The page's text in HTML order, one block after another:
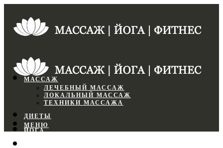
МАССАЖ
ЛЕЧЕБНЫЙ МАССАЖ
ЛОКАЛЬНЫЙ МАССАЖ
ТЕХНИКИ МАССАЖА
ДИЕТЫ
ЙОГА
МЕНЮ